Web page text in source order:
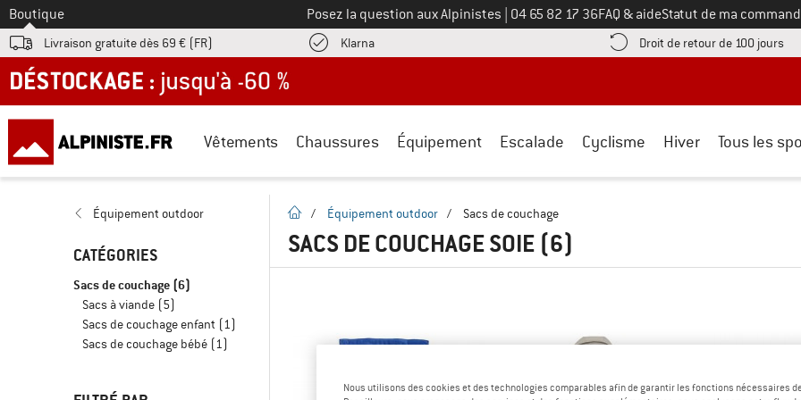
Vers le
Boutique Posez la question aux Alpinistes Appelez-nous au
04 65 82 17 36FAQ & aideStatut de ma
Livraison gratuite dès 69 € (FR) KlarnaTrouve les informations de paiement ici ! Ouvre une boîte d'information
Droit de retour de 100 jours
DÉSTOCKAGE : jusqu'à -60 %
Vêtements Chaussures Équipement Escalade Cyclisme Hiver Tous les
Équipement outdoor
CATÉGORIES
Sacs de couchage (6)
Sacs à viande (5)
Sacs de couchage enfant (1)
Sacs de couchage bébé (1)
Page d'accueil
/ Équipement outdoor / Sacs de couchage
SACS DE COUCHAGE SOIE (6)
Nous utilisons des cookies et des technologies comparables afin de garantir les fonctions nécessaires